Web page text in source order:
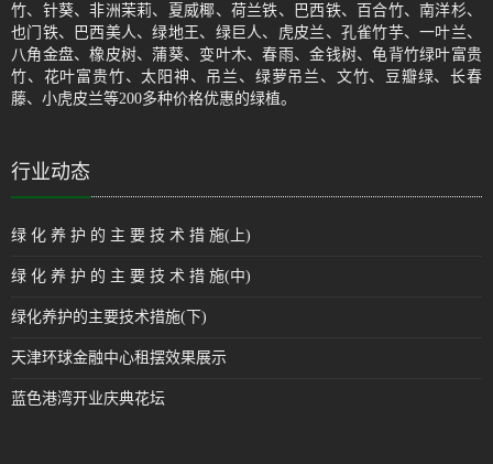
竹、针葵、非洲茉莉、夏威椰、荷兰铁、巴西铁、百合竹、南洋杉、
也门铁、巴西美人、绿地王、绿巨人、虎皮兰、孔雀竹芋、一叶兰、
八角金盘、橡皮树、蒲葵、变叶木、春雨、金钱树、龟背竹绿叶富贵
竹、花叶富贵竹、太阳神、吊兰、绿萝吊兰、文竹、豆瓣绿、长春
藤、小虎皮兰等200多种价格优惠的绿植。
行业动态
绿 化 养 护 的 主 要 技 术 措 施(上)
绿 化 养 护 的 主 要 技 术 措 施(中)
绿化养护的主要技术措施(下)
天津环球金融中心租摆效果展示
蓝色港湾开业庆典花坛